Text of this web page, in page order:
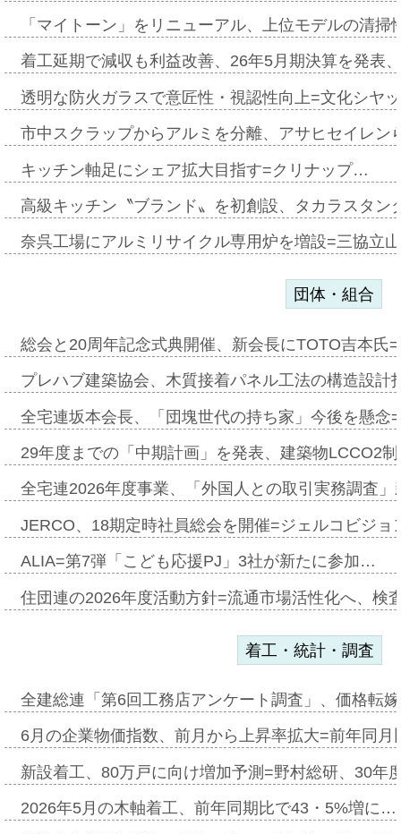
「マイトーン」をリニューアル、上位モデルの清
着工延期で減収も利益改善、26年5月期決算を発表
透明な防火ガラスで意匠性・視認性向上=文化シヤ
市中スクラップからアルミを分離、アサヒセイレ
キッチン軸足にシェア拡大目指す=クリナップ…
高級キッチン〝ブランド〟を初創設、タカラスタ
奈呉工場にアルミリサイクル専用炉を増設=三協立
団体・組合
総会と20周年記念式典開催、新会長にTOTO吉本氏
プレハブ建築協会、木質接着パネル工法の構造設
全宅連坂本会長、「団塊世代の持ち家」今後を懸
29年度までの「中期計画」を発表、建築物LCCO2
全宅連2026年度事業、「外国人との取引実務調査
JERCO、18期定時社員総会を開催=ジェルコビジ
ALIA=第7弾「こども応援PJ」3社が新たに参加…
住団連の2026年度活動方針=流通市場活性化へ、検
着工・統計・調査
全建総連「第6回工務店アンケート調査」、価格転
6月の企業物価指数、前月から上昇率拡大=前年同
新設着工、80万戸に向け増加予測=野村総研、30年
2026年5月の木軸着工、前年同期比で43・5%増に…